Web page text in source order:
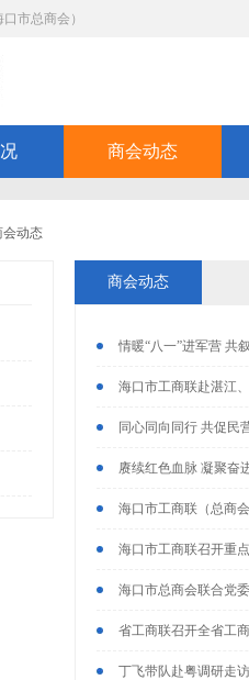
市总商会）
商会动态
会动态
商会动态
情暖“八一”进军营 共
海口市工商联赴湛江
同心同向同行 共促
赓续红色血脉 凝聚奋
海口市工商联（总商
海口市工商联召开重
海口市总商会联合党
省工商联召开全省工
丁飞带队赴粤调研走